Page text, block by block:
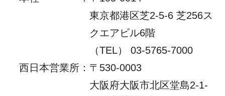
東京都港区芝2-5-6 芝256ス
クエアビル6階
（TEL） 03-5765-7000
西日本営業所： 〒530-0003
大阪府大阪市北区堂島2-1-